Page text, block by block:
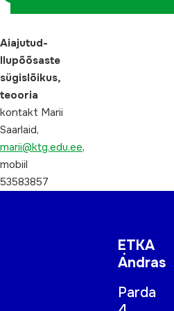
Aiajutud-
Ilupõõsaste
sügislõikus,
teooria
kontakt Marii
Saarlaid,
marii@ktg.edu.ee,
mobiil
53583857
ETKA
Andras
Parda